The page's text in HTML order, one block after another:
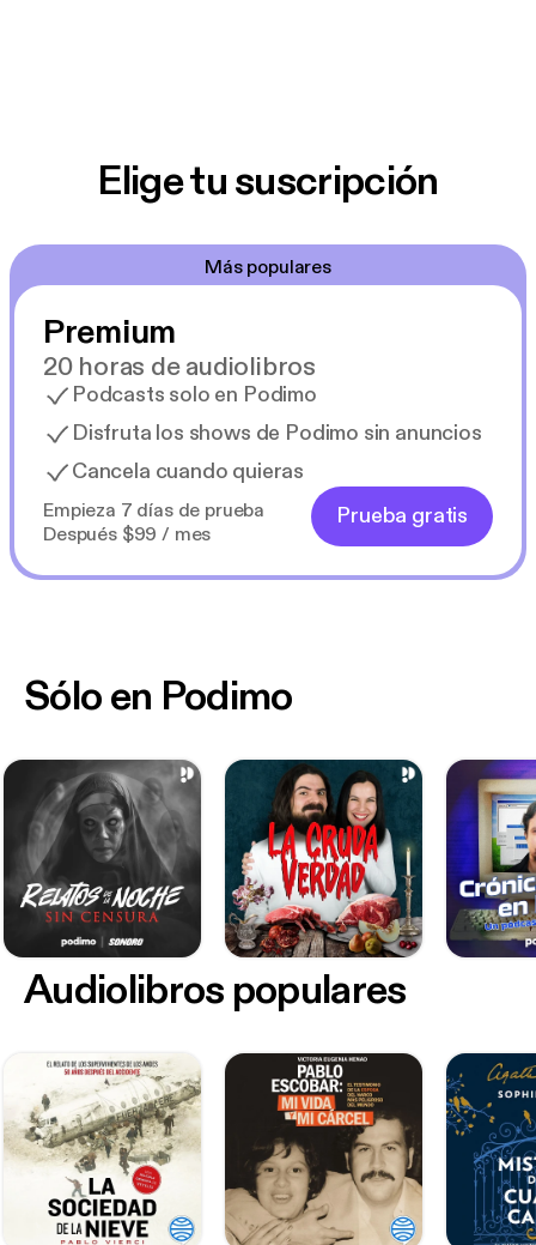
Elige tu suscripción
Más populares
Premium
20 horas de audiolibros
Podcasts solo en Podimo
Disfruta los shows de Podimo sin anuncios
Cancela cuando quieras
Empieza 7 días de prueba
Después $99 / mes
Prueba gratis
Sólo en Podimo
Audiolibros populares